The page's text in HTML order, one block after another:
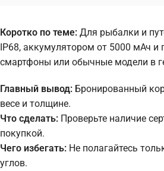
Коротко по теме: Для рыбалки и
IP68, аккумулятором от 5000 мАч
смартфоны или обычные модели в
Главный вывод: Бронированный
весе и толщине.
Что сделать: Проверьте наличие
покупкой.
Чего избегать: Не полагайтесь
углов.